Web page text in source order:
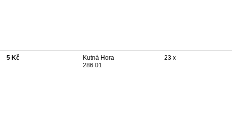
5 Kč
Kutná Hora
286 01
23 x